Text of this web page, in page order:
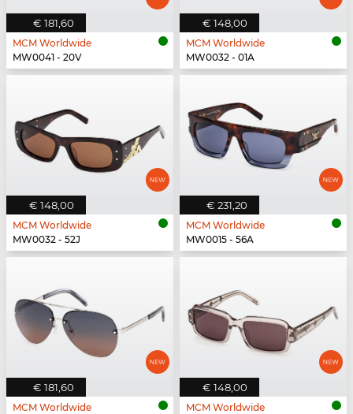
€ 181,60
MCM Worldwide
MW0041 - 20V
€ 148,00
MCM Worldwide
MW0032 - 01A
€ 148,00
MCM Worldwide
MW0032 - 52J
€ 231,20
MCM Worldwide
MW0015 - 56A
€ 181,60
MCM Worldwide
€ 148,00
MCM Worldwide